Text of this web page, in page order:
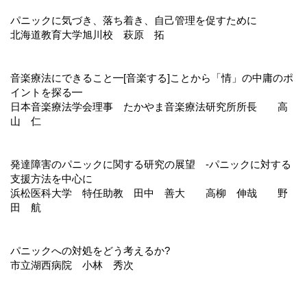
パニックに気づき、落ち着き、自己管理を促すために
北海道教育大学旭川校 萩原 拓
音楽療法にできること━[音楽する]ことから「情」の中庸のポ
イントを探る━
日本音楽療法学会理事 たかやま音楽療法研究所所長 高
山 仁
発達障害のパニックに関する研究の展望 ‐パニックに対する
支援方法を中心に
浜松医科大学 特任助教 田中 善大 高柳 伸哉 野
田 航
パニックへの対処をどう考えるか?
市立湖西病院 小林 秀次